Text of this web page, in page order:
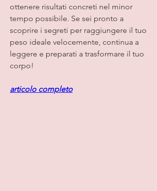
ottenere risultati concreti nel minor
tempo possibile. Se sei pronto a
scoprire i segreti per raggiungere il tuo
peso ideale velocemente, continua a
leggere e preparati a trasformare il tuo
corpo!
articolo completo